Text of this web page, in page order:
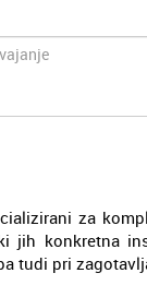
za
jih konkretna
tudi pri